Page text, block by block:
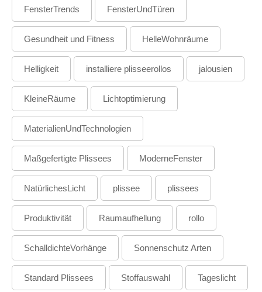
FensterTrends FensterUndTüren
Gesundheit und Fitness HelleWohnräume
Helligkeit installiere plisseerollos jalousien
KleineRäume Lichtoptimierung
MaterialienUndTechnologien
Maßgefertigte Plissees ModerneFenster
NatürlichesLicht plissee plissees
Produktivität Raumaufhellung rollo
SchalldichteVorhänge Sonnenschutz Arten
Standard Plissees Stoffauswahl Tageslicht